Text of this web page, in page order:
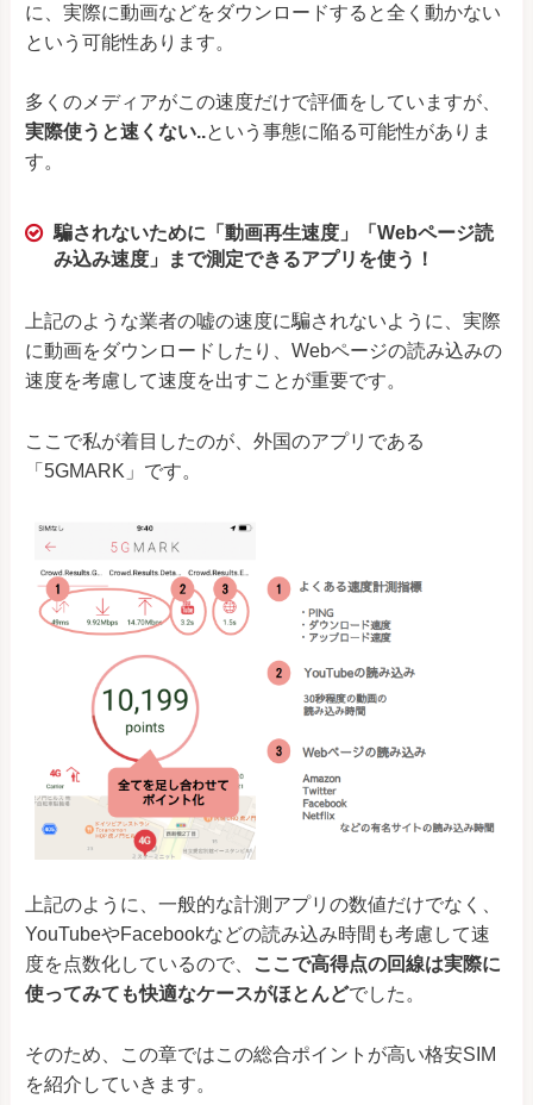
に、実際に動画などをダウンロードすると全く動かない
という可能性あります。
多くのメディアがこの速度だけで評価をしていますが、
実際使うと速くない..という事態に陥る可能性がありま
す。
騙されないために「動画再生速度」「Webページ読
み込み速度」まで測定できるアプリを使う！
上記のような業者の嘘の速度に騙されないように、実際
に動画をダウンロードしたり、Webページの読み込みの
速度を考慮して速度を出すことが重要です。
ここで私が着目したのが、外国のアプリである
「5GMARK」です。
上記のように、一般的な計測アプリの数値だけでなく、
YouTubeやFacebookなどの読み込み時間も考慮して速
度を点数化しているので、
ここで高得点の回線は実際に
使ってみても快適なケースがほとんどでした。
そのため、この章ではこの総合ポイントが高い格安SIM
を紹介していきます。